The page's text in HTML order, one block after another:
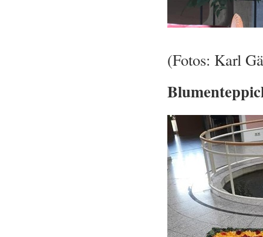
(Fotos: Karl